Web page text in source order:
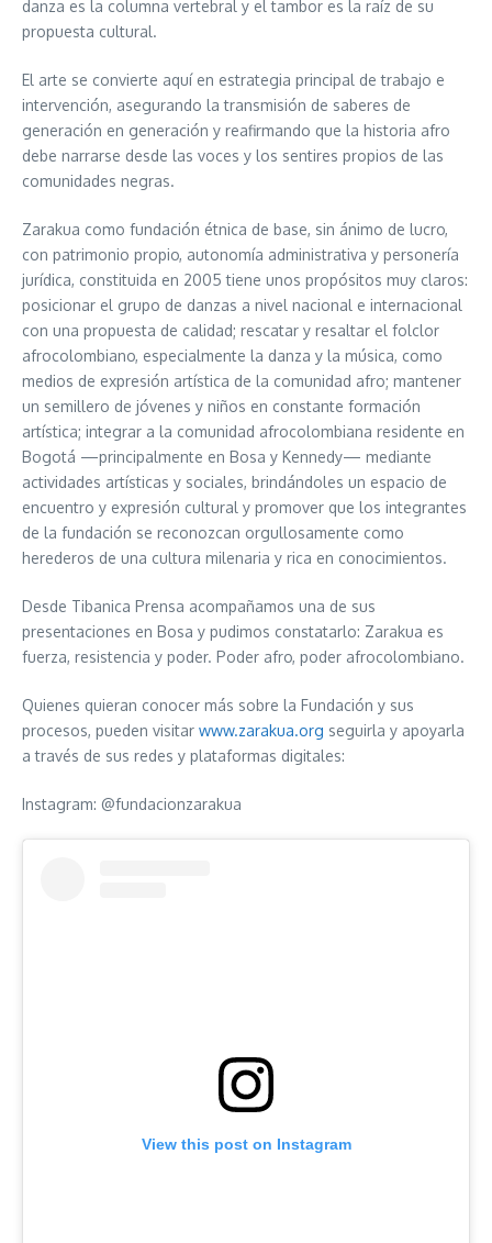
danza es la columna vertebral y el tambor es la raíz de su
propuesta cultural.
El arte se convierte aquí en estrategia principal de trabajo e
intervención, asegurando la transmisión de saberes de
generación en generación y reafirmando que la historia afro
debe narrarse desde las voces y los sentires propios de las
comunidades negras.
Zarakua como fundación étnica de base, sin ánimo de lucro,
con patrimonio propio, autonomía administrativa y personería
jurídica, constituida en 2005 tiene unos propósitos muy claros:
posicionar el grupo de danzas a nivel nacional e internacional
con una propuesta de calidad; rescatar y resaltar el folclor
afrocolombiano, especialmente la danza y la música, como
medios de expresión artística de la comunidad afro; mantener
un semillero de jóvenes y niños en constante formación
artística; integrar a la comunidad afrocolombiana residente en
Bogotá —principalmente en Bosa y Kennedy— mediante
actividades artísticas y sociales, brindándoles un espacio de
encuentro y expresión cultural y promover que los integrantes
de la fundación se reconozcan orgullosamente como
herederos de una cultura milenaria y rica en conocimientos.
Desde Tibanica Prensa acompañamos una de sus
presentaciones en Bosa y pudimos constatarlo: Zarakua es
fuerza, resistencia y poder. Poder afro, poder afrocolombiano.
Quienes quieran conocer más sobre la Fundación y sus
procesos, pueden visitar www.zarakua.org seguirla y apoyarla
a través de sus redes y plataformas digitales:
Instagram: @fundacionzarakua
View this post on Instagram